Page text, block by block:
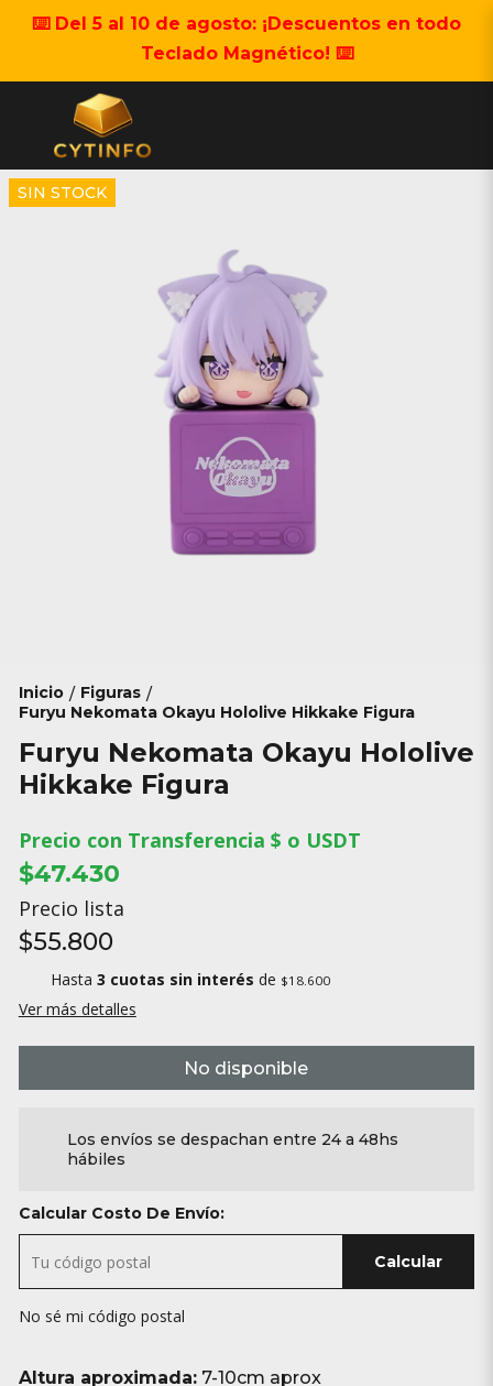
⌨️ Del 5 al 10 de agosto: ¡Descuentos en todo
Teclado Magnético! ⌨️
SIN STOCK
Inicio / Figuras /
Furyu Nekomata Okayu Hololive Hikkake Figura
Furyu Nekomata Okayu Hololive
Hikkake Figura
Precio con Transferencia $ o USDT
$47.430
Precio lista
$55.800
Hasta 3 cuotas sin interés de $18.600
Ver más detalles
No disponible
Los envíos se despachan entre 24 a 48hs
hábiles
Calcular Costo De Envío:
Calcular
No sé mi código postal
Altura aproximada:7-10cm aprox